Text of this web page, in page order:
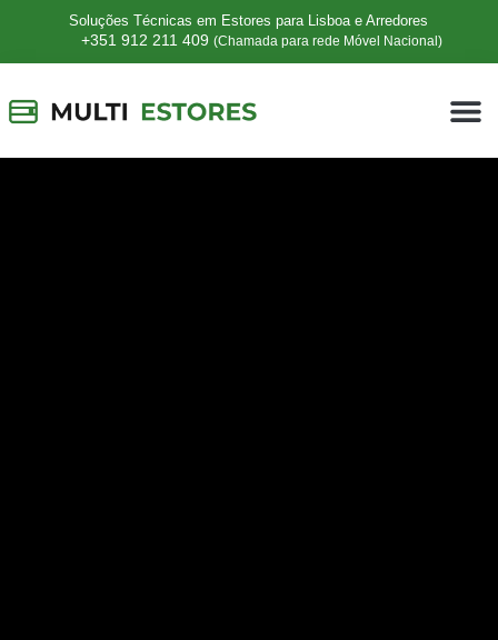
Soluções Técnicas em Estores para Lisboa e Arredores
+351 912 211 409 (Chamada para rede Móvel Nacional)